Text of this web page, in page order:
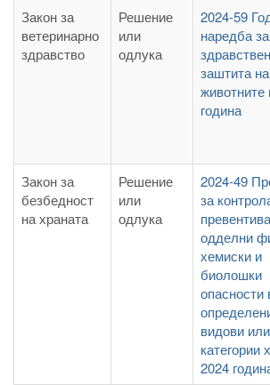
Закон за
ветеринарно
здравство
Решение
или
одлука
2024-59
наредба за
заштита на
животните
година
Закон за
безбедност
на храната
Решение
или
одлука
2024-49
за
одделни
хемиски и
биолошки
опасности
видови или
категории
2024